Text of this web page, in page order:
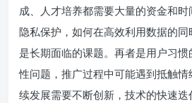
成、人才培养都需要大量的资金和
隐私保护，如何在高效利用数据的同
是长期面临的课题。再者是用户习
性问题，推广过程中可能遇到抵触
续发展需要不断创新，技术的快速